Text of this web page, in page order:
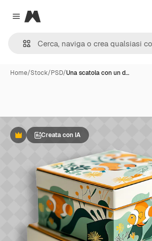
Close menu
Magnific
Home/Stock/PSD/Una scatola con un d…
PremiumCreata con IA